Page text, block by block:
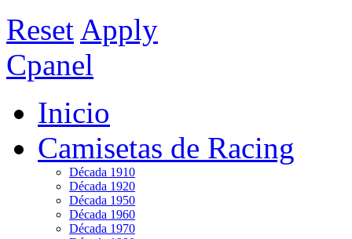
Reset Apply
Cpanel
Inicio
Camisetas de Racing
Década 1910
Década 1920
Década 1950
Década 1960
Década 1970